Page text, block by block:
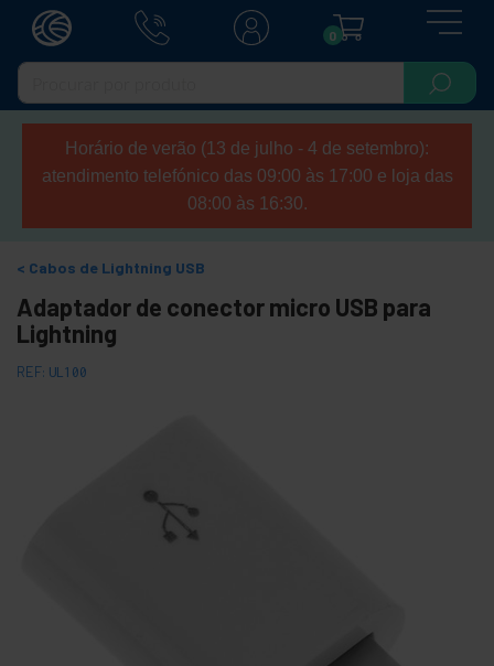
0
Horário de verão (13 de julho - 4 de setembro):
atendimento telefónico das 09:00 às 17:00 e loja das
08:00 às 16:30.
Cabos de Lightning USB
Adaptador de conector micro USB para
Lightning
REF: UL100